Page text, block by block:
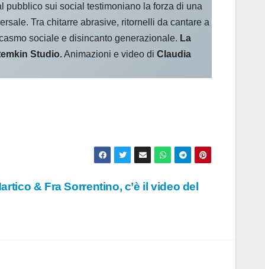
pubblico sui social testimoniano la forza di una
Tra chitarre abrasive, ritornelli da cantare a
sociale e disincanto generazionale. La
Studio.Animazioni e video di Claudia
& Fra Sorrentino, c’è il video del